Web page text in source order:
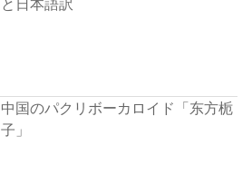
と日本語訳
中国のパクリボーカロイド「东方栀
子」